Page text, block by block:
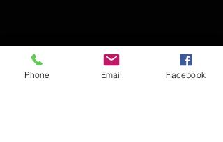
SIZEスペック
Phone Email Facebook